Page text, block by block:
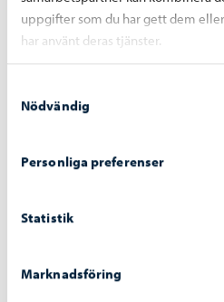
uppgifter som du har gett dem
har använt deras tjänster.
Nödvändig
Personliga preferenser
Statistik
Marknadsföring
Alexandersgatans-bro
måndagen den 10 augusti